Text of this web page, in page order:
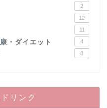
2
12
11
・ダイエット 4
8
リンク